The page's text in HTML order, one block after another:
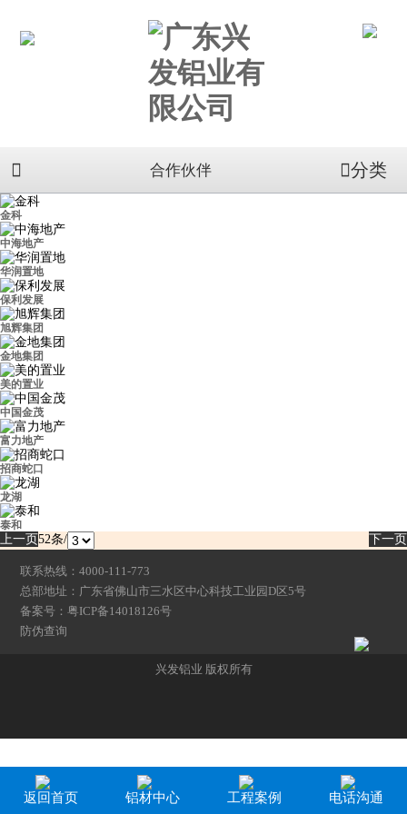
分类
合作伙伴
金科
中海地产
华润置地
保利发展
旭辉集团
金地集团
美的置业
中国金茂
富力地产
招商蛇口
龙湖
泰和
上一页52条/ 下一页
联系热线：4000-111-773
总部地址：广东省佛山市三水区中心科技工业园D区5号
备案号：粤ICP备14018126号
防伪查询
兴发铝业 版权所有
返回首页 铝材中心 工程案例 电话沟通